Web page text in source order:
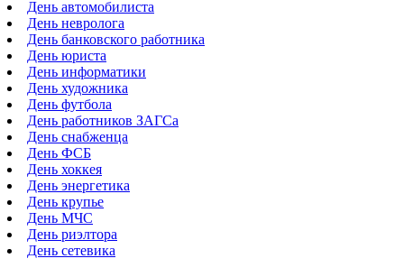
День автомобилиста
День невролога
День банковского работника
День юриста
День информатики
День художника
День футбола
День работников ЗАГСа
День снабженца
День ФСБ
День хоккея
День энергетика
День крупье
День МЧС
День риэлтора
День сетевика